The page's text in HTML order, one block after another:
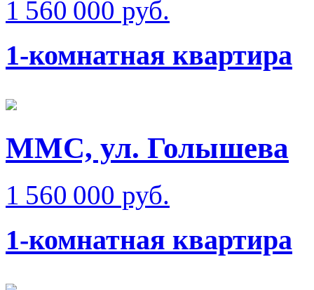
1 560 000 руб.
1-комнатная квартира
ММС, ул. Голышева
1 560 000 руб.
1-комнатная квартира